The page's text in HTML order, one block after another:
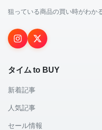
狙っている商品の買い時がわ
タイム to BUY
新着記事
人気記事
セール情報